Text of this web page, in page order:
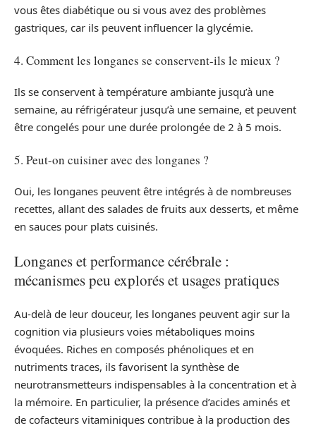
vous êtes diabétique ou si vous avez des problèmes
gastriques, car ils peuvent influencer la glycémie.
4. Comment les longanes se conservent-ils le mieux ?
Ils se conservent à température ambiante jusqu’à une
semaine, au réfrigérateur jusqu’à une semaine, et peuvent
être congelés pour une durée prolongée de 2 à 5 mois.
5. Peut-on cuisiner avec des longanes ?
Oui, les longanes peuvent être intégrés à de nombreuses
recettes, allant des salades de fruits aux desserts, et même
en sauces pour plats cuisinés.
Longanes et performance cérébrale :
mécanismes peu explorés et usages pratiques
Au-delà de leur douceur, les longanes peuvent agir sur la
cognition via plusieurs voies métaboliques moins
évoquées. Riches en composés phénoliques et en
nutriments traces, ils favorisent la synthèse de
neurotransmetteurs indispensables à la concentration et à
la mémoire. En particulier, la présence d’acides aminés et
de cofacteurs vitaminiques contribue à la production des